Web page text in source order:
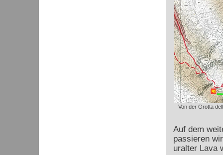
Von der Grotta
Auf dem
passieren
uralter Lava